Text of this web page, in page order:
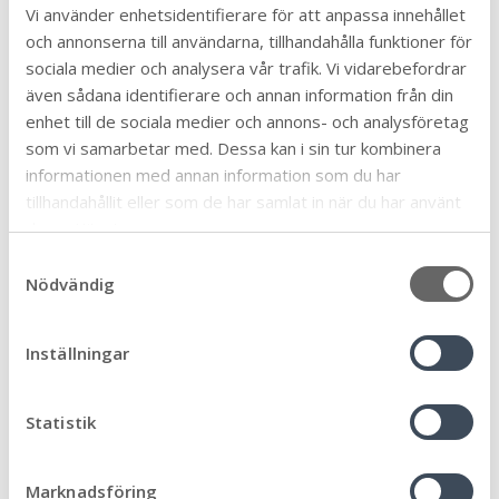
Vi använder enhetsidentifierare för att anpassa innehållet
och annonserna till användarna, tillhandahålla funktioner för
sociala medier och analysera vår trafik. Vi vidarebefordrar
även sådana identifierare och annan information från din
enhet till de sociala medier och annons- och analysföretag
som vi samarbetar med. Dessa kan i sin tur kombinera
informationen med annan information som du har
tillhandahållit eller som de har samlat in när du har använt
deras tjänster.
Nödvändig
Inställningar
Statistik
Marknadsföring
personal är också en del av insatserna.
Positiva resultat i
trygghetsmätningen
Trygghetsmätningens resultat är ett värdefullt
kvitto att vi fortsätter vara en trygg kommun. Vi har
föreningar med flera för att lyckas.
Kontakt och mer information
Brottsförebyggande samordnare i Mörbylånga